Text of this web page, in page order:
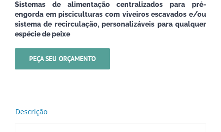
Sistemas de alimentação centralizados para pré-
engorda em pisciculturas com viveiros escavados e/ou
sistema de recirculação, personalizáveis para qualquer
espécie de peixe
PEÇA SEU ORÇAMENTO
Descrição